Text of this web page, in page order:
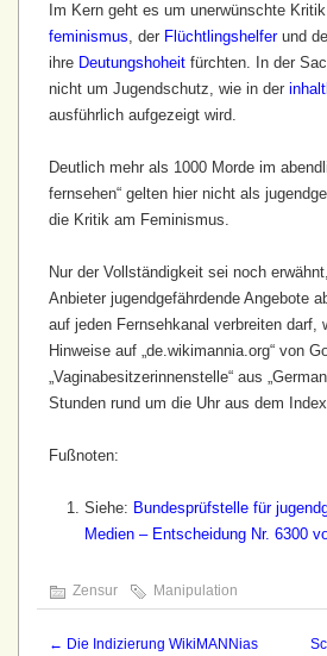
Im Kern geht es um unerwünschte
feminismus, der Flüchtlings­helferund
ihre Deutungs­hoheit fürchten. In der
nicht um Jugendschutz, wie in der
ausführlich aufgezeigt wird.
Deutlich mehr als 1000 Morde im
fernsehen“ gelten hier nicht als
die Kritik am Feminismus.
Nur der Vollständigkeit sei noch
Anbieter jugend­gefährdende Angebote
auf jeden Fernsehkanal verbreiten darf,
Hinweise auf „de.wikimannia.org“ von
„Vagina­besitzerinnen­stelle“ aus
Stunden rund um die Uhr aus dem
Fußnoten:
Siehe: Bundesprüfstelle für
Medien – Entscheidung Nr. 6300
Zensur Manipulation
← Die Indizierung WikiMANNias